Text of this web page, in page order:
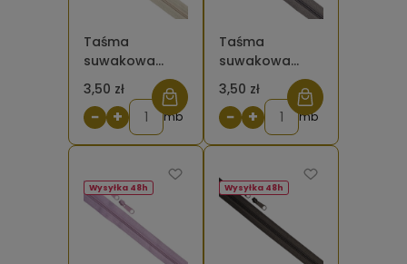
Taśma
suwakowa
spiralna 5 mm
beżowy
waniliowy 122
3,50 zł
− + mb
Taśma
suwakowa
spiralna 5 mm
szary 134
3,50 zł
− + mb
Wysyłka 48h Wysyłka 48h